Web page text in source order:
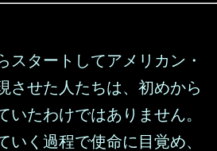
スタートしてアメリカン・
させた人たちは、初めから
いたわけではありません。
いく過程で使命に目覚め、